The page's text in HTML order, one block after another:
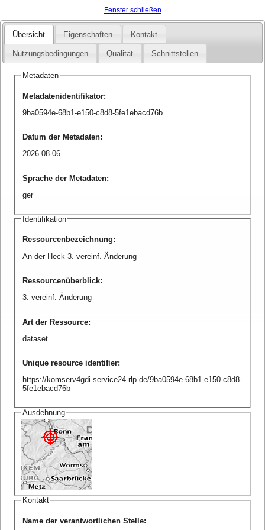
Fenster schließen
Übersicht Eigenschaften Kontakt
Nutzungsbedingungen Qualität Schnittstellen
Metadaten
Metadatenidentifikator:
9ba0594e-68b1-e150-c8d8-5fe1ebacd76b
Datum der Metadaten:
2026-08-06
Sprache der Metadaten:
ger
Identifikation
Ressourcenbezeichnung:
An der Heck 3. vereinf. Änderung
Ressourcenüberblick:
3. vereinf. Änderung
Art der Ressource:
dataset
Unique resource identifier:
https://komserv4gdi.service24.rlp.de/9ba0594e-68b1-e150-c8d8-
5fe1ebacd76b
Ausdehnung
Kontakt
Name der verantwortlichen Stelle: